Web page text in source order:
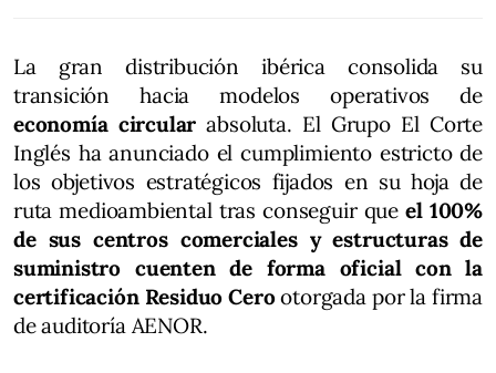
La gran distribución ibérica consolida su
transición hacia modelos operativos de
economía circular absoluta. El Grupo El Corte
Inglés ha anunciado el cumplimiento estricto de
los objetivos estratégicos fijados en su hoja de
ruta medioambiental tras conseguir queel 100%
de sus centros comerciales y estructuras de
suministro cuenten de forma oficial con la
certificación Residuo Cerootorgada por la firma
de auditoría AENOR.